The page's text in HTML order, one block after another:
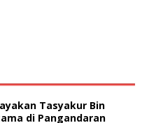
Tasyakur Bin
di Pangandaran